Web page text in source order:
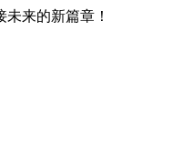
来的新篇章！